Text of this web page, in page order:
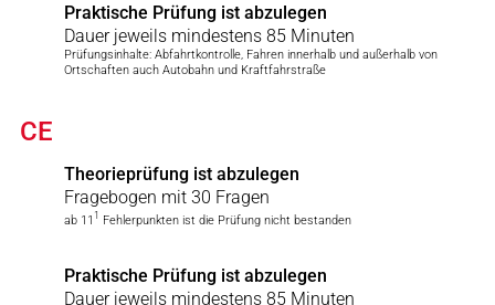
Praktische Prüfung ist abzulegen
Dauer jeweils mindestens 85 Minuten
Prüfungsinhalte: Abfahrtkontrolle, Fahren innerhalb und außerhalb von
Ortschaften auch Autobahn und Kraftfahrstraße
CE
Theorieprüfung ist abzulegen
Fragebogen mit 30 Fragen
ab 11 1 Fehlerpunkten ist die Prüfung nicht bestanden
Praktische Prüfung ist abzulegen
Dauer jeweils mindestens 85 Minuten